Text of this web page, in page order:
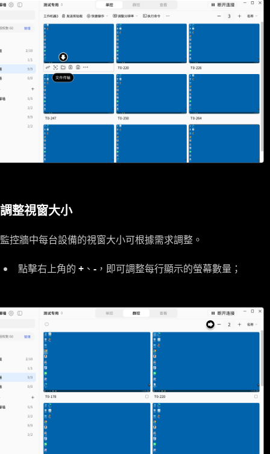
調整視窗大小
監控牆中每台設備的視窗大小可根據需求調整。
點擊右上角的 + 、 - ，即可調整每行顯示的螢幕數量；